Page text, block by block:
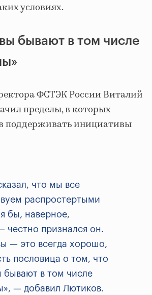
условиях.
бывают в том числе
ФСТЭК России Виталий
пределы, в которых
поддерживать инициативы
что мы все
распростертыми
бы, наверное,
честно признался он.
— это всегда хорошо,
пословица о том, что
бывают в том числе
— добавил Лютиков.